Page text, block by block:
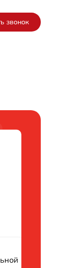
звонок